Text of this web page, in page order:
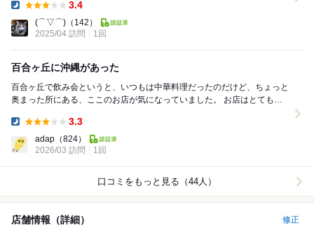
3.4
(⌒▽⌒) （142）
2025/04 訪問
1回
百合ヶ丘に沖縄があった
百合ヶ丘で飲み会というと、いつもは中華料理だったのだけど、ちょっと
奥まった所にある、ここのお店が気になっていました。 お店はとてもい
3.3
adap （824）
2026/03 訪問
1回
口コミをもっと見る（44人）
店舗情報（詳細） 修正